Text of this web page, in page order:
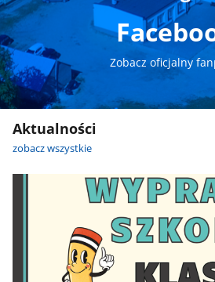
Zobacz oficjalny
Aktualności
zobacz wszystkie